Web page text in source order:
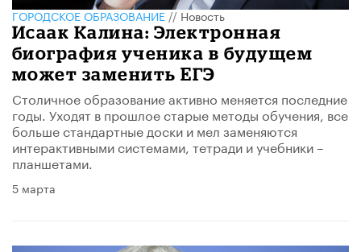
ГОРОДСКОЕ ОБРАЗОВАНИЕ//Новость
Исаак Калина: Электронная
биография ученика в будущем
может заменить ЕГЭ
Столичное образование активно меняется последние
годы. Уходят в прошлое старые методы обучения, все
больше стандартные доски и мел заменяются
интерактивными системами, тетради и учебники –
планшетами.
5 марта